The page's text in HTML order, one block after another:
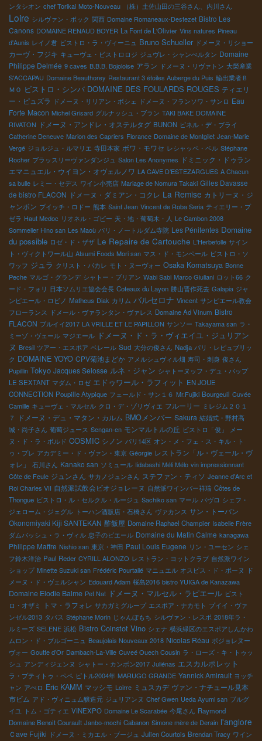
ンタシオン chef Torikai Moto-Nouveau （株）土佐山田の三谷さん、内川さん
Loire シルヴァン・ボック 関西 Domaine Romaneaux-Destezet Bistro Les
Canons DOMAINE RENAUD BOYER La Font de L'Olivier Vins natures Pineau
d'Aunis レイノ君 ビストロ・ラ・ヴィーニュ Bruno Schueller ドメーヌ・リショー
カーヴ・フジキ キューヴェ・ビストロロジ ジュヴレ・シャンべルタン Domaine
Philippe Delmée 9 caves B.B.B. Bojoloise アラン ドメーヌ・リヴァトン 大榮産業
S'ACCAPAU Domaine Beauthorey Restaurant 3 étoiles Auberge du Puis 輸出業者Ｂ
ＭＯ ビストロ・シンバ DOMAINE DES FOULARDS ROUGES ティエリ
ー・ピュズラ
ドメーヌ・リリアン・ボシェ ドメーヌ・フランソワ・サンロ Eau
Forte Macon Michel Grisard グルナッシュ・ブラン TAKI BAKE DOMAINE
RIVATON ドメーヌ・アンドレ・オステルタグ BUNON ピネル・デ・ブライ
Catherine Deneuve Marion des Capriers Florance Domaine de Montgilet Jean-Marie
Vergé ジョルジュ・ルマリエ 寺田本家 ボワ・モワセ レシャッペ・ベル Stéphane
Rocher ブラッスリーヴァンダンジュ Salon Les Anonymes ドミニック・ドゥラン
エマニュエル・ウイヨン・オヴェルノワ LA CAVE D’ESTEZARGUES A Chacun
sa bulle レミー・セデス ワイン小売店 Mariage de Nomura Takaki Gilles Davasse
de bistro FLACON ドメーヌ・ダミアン・コクレ La Remise カトリーヌ・ジ
ャンボン プイッチ・ロドー 熊本 Saint Jean Vincent de Roba Seria ティエリー・プ
ゼラ Haut Medoc リオネル・ゴビー 天・地・葡萄木・人 Le Cambon 2008
Sommelier Hino san Les Maoù パリ・ノートルダム寺院 Les Pénitentes Domaine
du possible ロゼ・ド・ザザ Le Repaire de Cartouche L'Herbefolle サイン
ト・ヴィクトワール山 Atsumi Foods Mori san マス・ド・モンペール ビストロ・ソ
ワッフ ジュラ クリスト・パカレ モト・ヌーヴォー Osaka Komatsuya Bonne
Peche マルゴ・グランデ シャトー・ブリアン Wabi Sabi Marco Giuliani ロット66 ク
ード・フォリ 日本ソムリエ協会会長 Coteaux du Layon 勝山晋作死去 Galapia ジャ
ンピエール・ロビノ Matheus Diak カリム バルセロナ Vincent サンピエール教会
フローランス
ドメール・ヴァランタン・ヴァレス Domaine Ad Vinum Bistro
FLACON ブルイイ2017 LA VRILLE ET LE PAPILLON サンソー Takayama san ラ・
ミーゾ・ヴェール マジエール ドメーヌ・ド・ラ・ヴィエイユ・ジュリアン
ヌ Bresil ツアー・エスポア ベレール Sud 大分の俊さん Nadja パリ・レピュブリッ
ク DOMAINE YOYO CPV菊池まどか アメルシュヴィル畑 寿司・刺身 俊さん
Pupillin Tokyo Jacques Selosse ルネ・ジャン シャトーヌッフ・デュ・パップ
LE SEXTANT マダム・ロゼ エドゥワール・ラフィット EN JOUE
CONNECTION Poupille Atypique フェールド・サン１６ Mr.Fujiki Bourgeuil Cuvée
Camille キューヴェ・マルセル クロ・デ・ゾリヴィエ フルーリー ミレジム２０１
７
ドメーヌ・デュ・マタン・カルム BMOメンバー Sakura 結婚式・野村高
城・尚子さん 葡萄ジュース Sengan-en モンマルトルの丘 ビストロ「俊」
メー
ヌ・ド・ラ・ボルド COSMIC シノン パリ14区 オン・メ・フェ・ス・キル・ト
ゥ・プレ アカデミー・ド・ヴァン・東京 Géorgie レストラン「ル・ヴェール・ヴ
ォレ」
石川さん Kanako san ソミュール Iidabashi Méli Mélo vin impressionnant
Côte de Feule ジュンさん サカノジュンさん ステファン・ティソ Jeanne d'Arc et
Roi Charles VII 自然派試飲会ビオジョレーヌ 自然派ワインバー祥瑞 Côtes de
Thongue ビストロ・ル・セルクル・ルージュ Sachiko san マール パヴロ シェフ・
ジェローム・ジェグル トーハン酒販店・石橋さん ヴァカンス サン・トーバン
Okonomiyaki Kiji SANTEKAN 酢飯屋 Domaine Raphael Champier Isabelle Frère
ダムバッシュ・ラ・ヴィル 息子のピエール Domaine du Matin Calme kanagawa
Philippe Maffre Nishio san 東京・神田 Paul Louis Eugene リン・ユーセン シェ
フ鈴木洋治 Paul Reder CYRILL ALONZO レストラン・ヨットクラブ 自然派ワイン
ショップ Minette Suzuki san Frédéric Pourtalié マニュエル オスピス・ド・ボーヌ
ド
メーヌ・ド・ヴェルシャン Edouard Adam 桜島2016 bistro YUIGA de Kanazawa
Domaine Elodie Balme Pet Nat ドメーヌ・マルセル・ラピエール ビスト
ロ・オザミ
トマ・ラフォレ サカガミグループ エスポア・ナカモト プイイ・ヴァ
ンゼル2013 タパス Stéphane Morin じゃんぼもち シルヴァン・レスポ 2018年ラ・
ルミーズ SELENE 浜松 Bistro Coinstot Vino シェナ 横浜緑区のエスポアしんかわ
ムロン・ド・ブルゴーニュ Beaujolais Nouveaux 2018 Nicolas Réau ボジョレヌー
ヴォー Goutte d’Or Dambach-La-Ville Cuveé Ouech Cousin ラ・ローズ・キ・トゥッ
シュ アンディジェンヌ シャトー・カンボン2017 Juliénas エスカルポレット
ラ・プティトゥ・ペペ ピトル2004年 MARUGO GRANDE Yannick Amirault ヨッチ
ャン アぺロ Eric KAMM マッシモ Loirre ミュスカデ ヴァン・ナチュール見本
市ビム アド・ヴィニュム醸造元 ジュリアンヌ Chef Gwen Ueda Ayumi san ブルグ
イユ
トム・ゴティエ VINEXPO Domaine Le Scarabée 今尾さん Raymond
Domaine Benoit Courault Janbo-mochi Cabanon Simone mère de Derain l'anglore
Ｃave Fujiki ドメーヌ・ミカエル・ブージュ Julien Courtois Brendan Tracy ワイン